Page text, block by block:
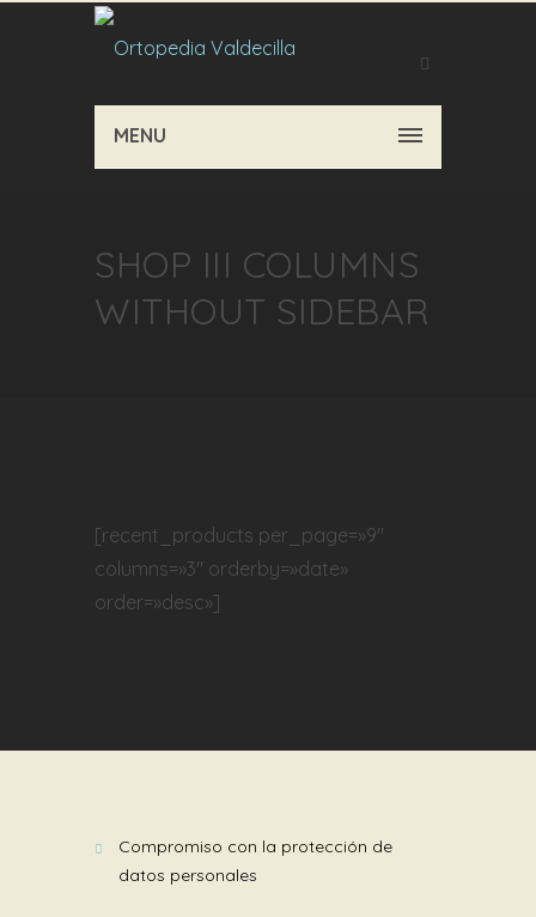
MENU
SHOP III COLUMNS
WITHOUT SIDEBAR
[recent_products per_page=»9″
columns=»3″ orderby=»date»
order=»desc»]
compromiso con la protección de
datos personales